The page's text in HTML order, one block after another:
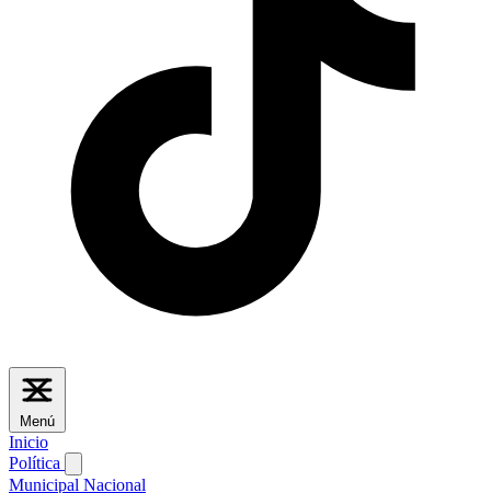
Menú
Inicio
Política
Municipal Nacional